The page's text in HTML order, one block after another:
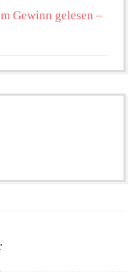
Gewinn gelesen –